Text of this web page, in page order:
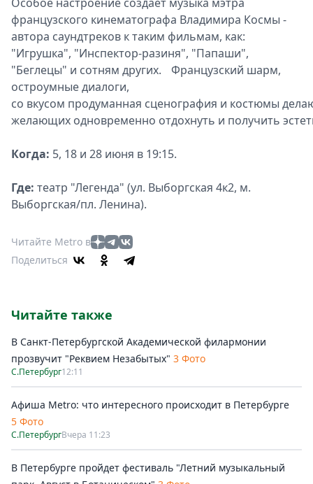
французского кинематографа Владимира Космы -
автора саундтреков к таким фильмам, как:
"Игрушка", "Инспектор-разиня", "Папаши",
"Беглецы" и сотням других. Французский шарм,
остроумные диалоги,
со вкусом продуманная сценография и костюмы
желающих одновременно отдохнуть и получить
Когда: 5, 18 и 28 июня в 19:15.
Где: театр "Легенда" (ул. Выборгская 4к2, м.
Выборгская/пл. Ленина).
Читайте Metro в
Поделиться
Читайте также
В Санкт-Петербургской Академической филармонии
прозвучит "Реквием Незабытых" 3 Фото
С.Петербург12:11
Афиша Metro: что интересного происходит в Петербурге
5 Фото
С.ПетербургВчера 11:23
В Петербурге пройдет фестиваль "Летний музыкальный